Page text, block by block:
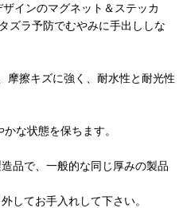
インのマグネット＆ステッカ
ズラ予防でむやみに手出ししな
摩擦キズに強く、耐水性と耐光性
な状態を保ちます。
品で、一般的な同じ厚みの製品
してお手入れして下さい。